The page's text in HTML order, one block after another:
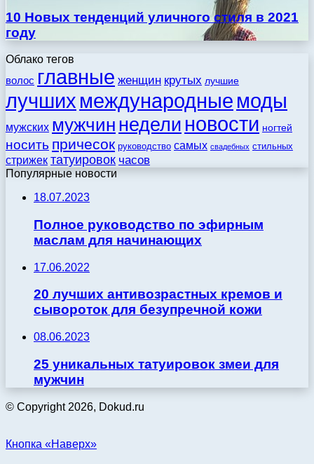
10 Новых тенденций уличного стиля в 2021
году
Облако тегов
волос главные женщин крутых лучшие
лучших международные моды
мужских мужчин недели новости ногтей
носить причесок руководство самых свадебных стильных
стрижек татуировок часов
Популярные новости
18.07.2023
Полное руководство по эфирным
маслам для начинающих
17.06.2022
20 лучших антивозрастных кремов и
сывороток для безупречной кожи
08.06.2023
25 уникальных татуировок змеи для
мужчин
© Copyright 2026, Dokud.ru
Кнопка «Наверх»